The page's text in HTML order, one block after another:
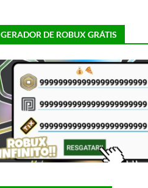
GERADOR DE ROBUX GRÁTIS